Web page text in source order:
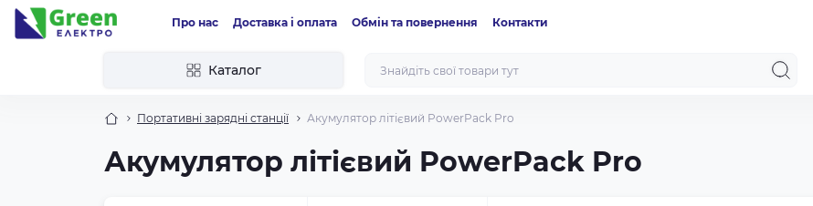
Про нас Доставка і оплата Обмін та повернення Контакти
Каталог
Портативні зарядні станції Акумулятор літієвий PowerPack Pro
Акумулятор літієвий PowerPack Pro